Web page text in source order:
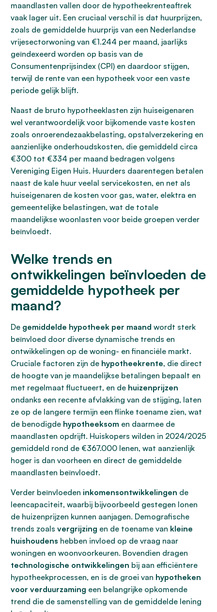
maandlasten vallen door de hypotheekrenteaftrek
vaak lager uit. Een cruciaal verschil is dat huurprijzen,
zoals de gemiddelde huurprijs van een Nederlandse
vrijesectorwoning van €1.244 per maand, jaarlijks
geïndexeerd worden op basis van de
Consumentenprijsindex (CPI) en daardoor stijgen,
terwijl de rente van een hypotheek voor een vaste
periode gelijk blijft.
Naast de bruto hypotheeklasten zijn huiseigenaren
wel verantwoordelijk voor bijkomende vaste kosten
zoals onroerendezaakbelasting, opstalverzekering en
aanzienlijke onderhoudskosten, die gemiddeld circa
€300 tot €334 per maand bedragen volgens
Vereniging Eigen Huis. Huurders daarentegen betalen
naast de kale huur veelal servicekosten, en net als
huiseigenaren de kosten voor gas, water, elektra en
gemeentelijke belastingen, wat de totale
maandelijkse woonlasten voor beide groepen verder
beïnvloedt.
Welke trends en
ontwikkelingen beïnvloeden de
gemiddelde hypotheek per
maand?
De gemiddelde hypotheek per maand wordt sterk
beïnvloed door diverse dynamische trends en
ontwikkelingen op de woning- en financiële markt.
Cruciale factoren zijn de hypotheekrente, die direct
de hoogte van je maandelijkse betalingen bepaalt en
met regelmaat fluctueert, en de huizenprijzen
ondanks een recente afvlakking van de stijging, laten
ze op de langere termijn een flinke toename zien, wat
de benodigde hypotheeksom en daarmee de
maandlasten opdrijft. Huiskopers wilden in 2024/2025
gemiddeld rond de €367.000 lenen, wat aanzienlijk
hoger is dan voorheen en direct de gemiddelde
maandlasten beïnvloedt.
Verder beïnvloeden inkomensontwikkelingen de
leencapaciteit, waarbij bijvoorbeeld gestegen lonen
de huizenprijzen kunnen aanjagen. Demografische
trends zoals vergrijzing en de toename van kleine
huishoudens hebben invloed op de vraag naar
woningen en woonvoorkeuren. Bovendien dragen
technologische ontwikkelingen bij aan efficiëntere
hypotheekprocessen, en is de groei van hypotheken
voor verduurzaming een belangrijke opkomende
trend die de samenstelling van de gemiddelde lening